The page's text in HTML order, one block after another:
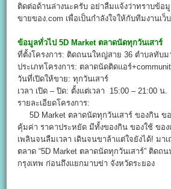
ติดต่อด้านล่างนะครับ อย่าลืมแจ้งว่าทราบข้อมู
ขายของ.com เพื่อเป็นกำลังใจให้กับทีมงานเ
ข้อมูลทั่วไป 5D Market ตลาดนัดทุกวันเสาร์
ที่ตั้งโครงการ: ติดถนนใหญ่สาย 36 ตำบลทับม
ประเภทโครงการ: ตลาดนัดติดแอร์
วันที่เปิดให้ขาย: ทุกวันเสาร์
เวลา เปิด – ปิด: ตั้งแต่เวลา 15:00 – 21:00 น.
รายละเอียดโครงการ:
5D Market ตลาดนัดทุกวันเสาร์ ของกิน ข
คุ้มค่า ราคาประหยัด มีทั้งของกิน ของใช้ ของ
เพลินจนลืมเวลา เดินจนขาล้าแต่ใจยังได้! มา
ตลาด “5D Market ตลาดนัดทุกวันเสาร์” ติดถ
กรุงเทพ ก่อนถึงแยกมาบข่า จังหวัดระยอง